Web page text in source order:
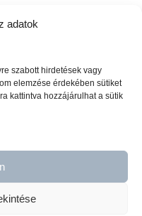
adatok
szabott hirdetések vagy
elemzése érdekében sütiket
kattintva hozzájárulhat a sütik
A viaszokat ronggyal vagy